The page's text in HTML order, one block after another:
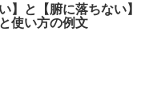
】と【腑に落ちない】
使い方の例文